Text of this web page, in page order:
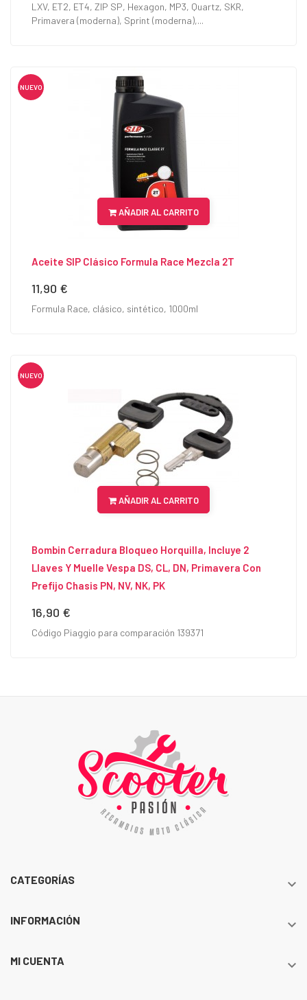
LXV, ET2, ET4, ZIP SP, Hexagon, MP3, Quartz, SKR,
Primavera (moderna), Sprint (moderna),...
NUEVO
AÑADIR AL CARRITO
Aceite SIP Clásico Formula Race Mezcla 2T
Precio
11,90 €
Formula Race, clásico, sintético, 1000ml
NUEVO
AÑADIR AL CARRITO
Bombin Cerradura Bloqueo Horquilla, Incluye 2
Llaves Y Muelle Vespa DS, CL, DN, Primavera Con
Prefijo Chasis PN, NV, NK, PK
Precio
16,90 €
Código Piaggio para comparación 139371
CATEGORÍAS 
INFORMACIÓN 
MI CUENTA 